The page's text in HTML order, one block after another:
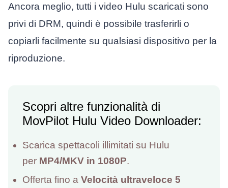
Ancora meglio, tutti i video Hulu scaricati sono
privi di DRM, quindi è possibile trasferirli o
copiarli facilmente su qualsiasi dispositivo per la
riproduzione.
Scopri altre funzionalità di
MovPilot Hulu Video Downloader:
Scarica spettacoli illimitati su Hulu
per MP4/MKV in 1080P.
Offerta fino aVelocità ultraveloce 5